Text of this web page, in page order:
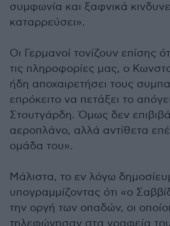
συμφωνία και ξαφνικά
καταρρεύσει».
Οι Γερμανοί τονίζουν επίσης
τις πληροφορίες μας, ο
ήδη αποχαιρετήσει τους
επρόκειτο να πετάξει το
Στουτγάρδη. Όμως δεν
αεροπλάνο, αλλά αντίθετα
ομάδα του».
Μάλιστα, το εν λόγω
υπογραμμίζοντας ότι «ο
την οργή των οπαδών, οι
τηλεφώνησαν στα γραφεία